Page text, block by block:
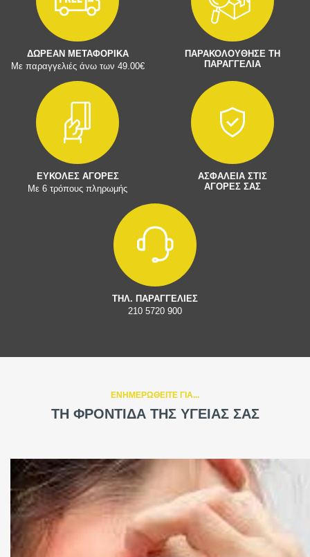
ΔΩΡΕΑΝ ΜΕΤΑΦΟΡΙΚΑ
Με παραγγελιές άνω των 49.00€
ΠΑΡΑΚΟΛΟΥΘΗΣΕ ΤΗ
ΠΑΡΑΓΓΕΛΙΑ
ΕΥΚΟΛΕΣ ΑΓΟΡΕΣ
Με 6 τρόπους πληρωμής
ΑΣΦΑΛΕΙΑ ΣΤΙΣ
ΑΓΟΡΕΣ ΣΑΣ
ΤΗΛ. ΠΑΡΑΓΓΕΛΙΕΣ
210 5720 900
ΕΝΗΜΕΡΩΘΕΙΤΕ ΓΙΑ...
ΤΗ ΦΡΟΝΤΙΔΑ ΤΗΣ ΥΓΕΙΑΣ ΣΑΣ